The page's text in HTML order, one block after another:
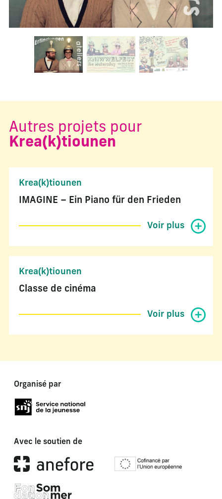
Changer la diapositive actuelle de ce carrousel
Autres projets pour
Krea(k)tiounen
Krea(k)tiounen
IMAGINE – Ein Piano für den Frieden
Voir plus
Krea(k)tiounen
Classe de cinéma
Voir plus
Organisé par
Avec le soutien de